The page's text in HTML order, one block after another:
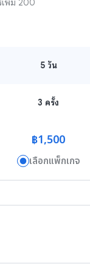
5 วัน
3 ครั้ง
฿1,500
เลือกแพ็กเกจ